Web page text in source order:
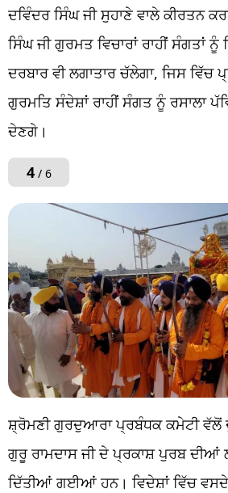
ਦਵਿੰਦਰ ਸਿੰਘ ਜੀ ਸੁਹਾਣੇ ਵਾਲੇ ਕੀਰਤਨ
ਸਿੰਘ ਜੀ ਗੁਰਮਤ ਵਿਚਾਰਾਂ ਰਾਹੀਂ ਸੰਗਤਾਂ
ਦਰਬਾਰ ਵੀ ਲਗਾਤਾਰ ਚੱਲੇਗਾ, ਜਿਸ ਵਿੱਚ
ਗੁਰਮਤਿ ਸੰਦੇਸ਼ਾਂ ਰਾਹੀਂ ਸੰਗਤ ਨੂੰ ਰਸਾਲਾ
ਦੇਣਗੇ।
4/ 6
ਸ਼੍ਰੋਮਣੀ ਗੁਰਦੁਆਰਾ ਪ੍ਰਬੰਧਕ ਕਮੇਟੀ
ਗੁਰੂ ਰਾਮਦਾਸ ਜੀ ਦੇ ਪ੍ਰਕਾਸ਼ ਪੁਰਬ
ਦਿੱਤੀਆਂ ਗਈਆਂ ਹਨ। ਵਿਦੇਸ਼ਾਂ ਵਿੱਚ ਵਸਦੇ